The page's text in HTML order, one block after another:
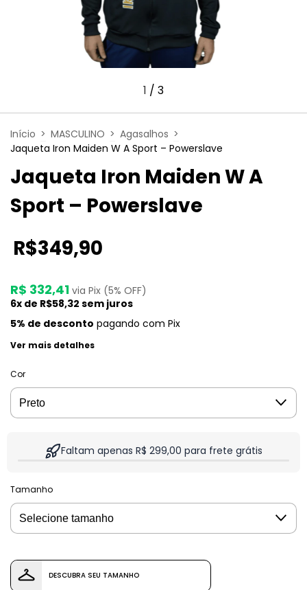
1 / 3
Início > MASCULINO > Agasalhos >
Jaqueta Iron Maiden W A Sport – Powerslave
Jaqueta Iron Maiden W A
Sport – Powerslave
R$349,90
R$ 332,41 via Pix (5% OFF)
6x de R$58,32 sem juros
5% de desconto pagando com Pix
Ver mais detalhes
Cor
Faltam apenas R$ 299,00 para frete grátis
Tamanho
DESCUBRA SEU TAMANHO